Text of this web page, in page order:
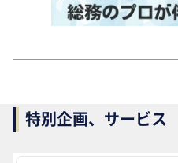
特別企画、サービス